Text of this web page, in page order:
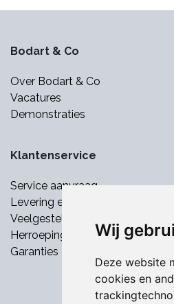
Wij
Deze website
cookies en
Bodart & Co
Over Bodart & Co
Vacatures
Demonstraties
Klantenservice
Service aanvraag
Levering en betaling
Veelgestelde vragen
Herroepingsrecht
Garanties